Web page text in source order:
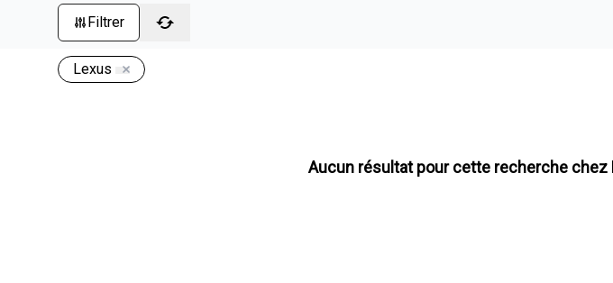
Filtrer
Lexus
Aucun résultat pour cette recherche chez